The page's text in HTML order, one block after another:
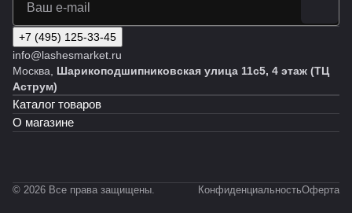
+7 (495) 125-33-45
info@lashesmarket.ru
Москва, Шарикоподшипниковская улица 11с5, 4 этаж (ТЦ
Аструм)
Каталог товаров
О магазине
© 2026 Все права защищены. КонфиденциальностьОферта